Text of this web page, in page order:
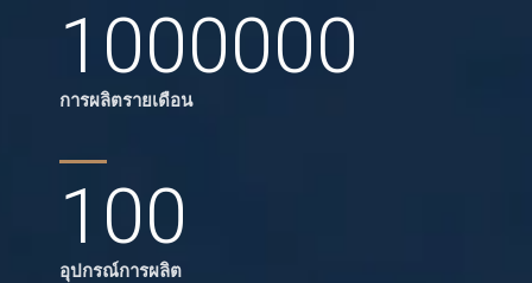
1000000
การผลิตรายเดือน
100
อุปกรณ์การผลิต